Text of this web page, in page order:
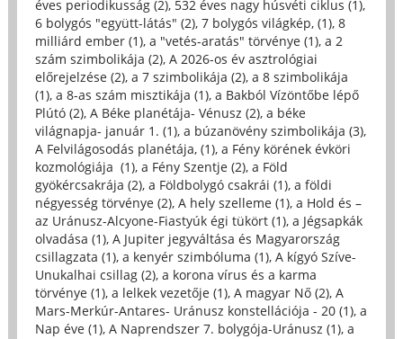
éves periodikusság (2), 532 éves nagy húsvéti ciklus (1),
6 bolygós "együtt-látás" (2), 7 bolygós világkép, (1), 8
milliárd ember (1), a "vetés-aratás" törvénye (1), a 2
szám szimbolikája (2), A 2026-os év asztrológiai
előrejelzése (2), a 7 szimbolikája (2), a 8 szimbolikája
(1), a 8-as szám misztikája (1), a Bakból Vízöntőbe lépő
Plútó (2), A Béke planétája- Vénusz (2), a béke
világnapja- január 1. (1), a búzanövény szimbolikája (3),
A Felvilágosodás planétája, (1), a Fény körének évköri
kozmológiája (1), a Fény Szentje (2), a Föld
gyökércsakrája (2), a Földbolygó csakrái (1), a földi
négyesség törvénye (2), A hely szelleme (1), a Hold és –
az Uránusz-Alcyone-Fiastyúk égi tükört (1), a Jégsapkák
olvadása (1), A Jupiter jegyváltása és Magyarország
csillagzata (1), a kenyér szimbóluma (1), A kígyó Szíve-
Unukalhai csillag (2), a korona vírus és a karma
törvénye (1), a lelkek vezetője (1), A magyar Nő (2), A
Mars-Merkúr-Antares- Uránusz konstellációja - 20 (1), a
Nap éve (1), A Naprendszer 7. bolygója-Uránusz (1), a